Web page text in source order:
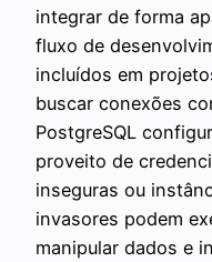
integrar de forma
fluxo de
incluídos em
buscar conexões
PostgreSQL
proveito de
inseguras ou
invasores podem
manipular dados e